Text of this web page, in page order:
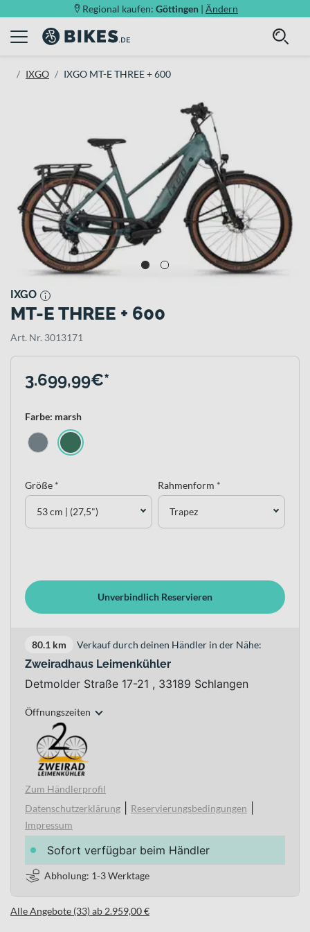
Regional kaufen: Göttingen | Ändern
IXGO IXGO MT-E THREE + 600
IXGO
MT-E THREE + 600
Art. Nr. 3013171
3.699,99€*
Farbe: marsh
Größe *
53 cm | (27,5")
Rahmenform *
Trapez
Unverbindlich Reservieren
80.1 km Verkauf durch deinen Händler in der Nähe:
Zweiradhaus Leimenkühler
Detmolder Straße 17-21 , 33189 Schlangen
Öffnungszeiten
Zum Händlerprofil
Datenschutzerklärung
Reservierungsbedingungen
Impressum
Sofort verfügbar beim Händler
Abholung: 1-3 Werktage
Alle Angebote (33) ab 2.959,00 €